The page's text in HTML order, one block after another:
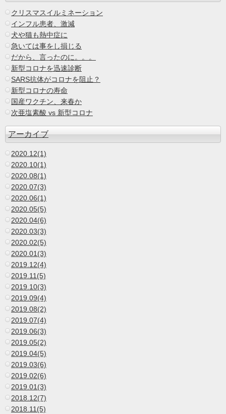
クリスマスイルミネーション
インフル患者、激減
犬や猫も熱中症に
急いては事をし損じる
だから、言ったのに。。。
新型コロナを迅速診断
SARS抗体がコロナを阻止？
新型コロナの寿命
国産ワクチン、来春か
次亜塩素酸 vs 新型コロナ
アーカイブ
2020.12(1)
2020.10(1)
2020.08(1)
2020.07(3)
2020.06(1)
2020.05(5)
2020.04(6)
2020.03(3)
2020.02(5)
2020.01(3)
2019.12(4)
2019.11(5)
2019.10(3)
2019.09(4)
2019.08(2)
2019.07(4)
2019.06(3)
2019.05(2)
2019.04(5)
2019.03(6)
2019.02(6)
2019.01(3)
2018.12(7)
2018.11(5)